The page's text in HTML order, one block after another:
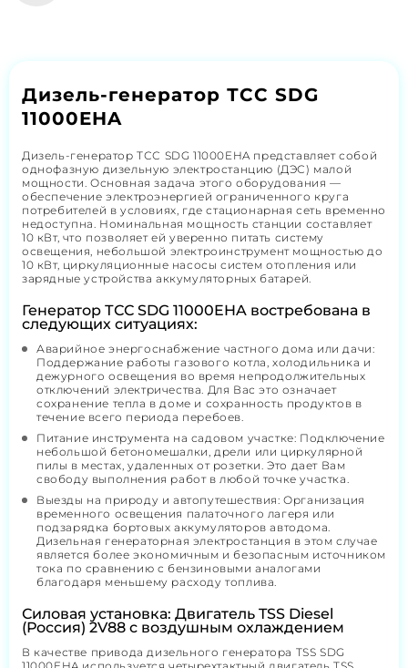
Дизель-генератор ТСС SDG
11000EHA
Дизель-генератор ТСС SDG 11000EHA представляет собой
однофазную дизельную электростанцию (ДЭС) малой
мощности. Основная задача этого оборудования —
обеспечение электроэнергией ограниченного круга
потребителей в условиях, где стационарная сеть временно
недоступна. Номинальная мощность станции составляет
10 кВт, что позволяет ей уверенно питать систему
освещения, небольшой электроинструмент мощностью до
10 кВт, циркуляционные насосы систем отопления или
зарядные устройства аккумуляторных батарей.
Генератор ТСС SDG 11000EHA востребована в
следующих ситуациях:
Аварийное энергоснабжение частного дома или дачи:
Поддержание работы газового котла, холодильника и
дежурного освещения во время непродолжительных
отключений электричества. Для Вас это означает
сохранение тепла в доме и сохранность продуктов в
течение всего периода перебоев.
Питание инструмента на садовом участке: Подключение
небольшой бетономешалки, дрели или циркулярной
пилы в местах, удаленных от розетки. Это дает Вам
свободу выполнения работ в любой точке участка.
Выезды на природу и автопутешествия: Организация
временного освещения палаточного лагеря или
подзарядка бортовых аккумуляторов автодома.
Дизельная генераторная электростанция в этом случае
является более экономичным и безопасным источником
тока по сравнению с бензиновыми аналогами
благодаря меньшему расходу топлива.
Силовая установка: Двигатель TSS Diesel
(Россия) 2V88 с воздушным охлаждением
В качестве привода дизельного генератора TSS SDG